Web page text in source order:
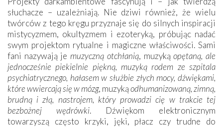
słuchacze – uzależniają. Nie dziwi również, że wielu
twórców z tego kręgu przyznaje się do silnych inspiracji
mistycyzmem, okultyzmem i ezoteryką, próbując nadać
swym projektom rytualne i magiczne właściwości. Sami
fani nazywają je muzyczną otchłanią, muzykąopętaną, ale
jednocześnie piekielnie piękną, muzyką rodem ze szpitala
psychiatrycznego, hałasem w służbie złych mocy, dźwiękami,
które wwiercają się w mózg, muzykąodhumanizowaną, zimną,
brudną i złą, nastrojem, który prowadzi cię w trakcie tej
bezbożnej wędrówki. Dźwiękom elektronicznym
towarzyszą często krzyki, jęki, płacz czy trudne do